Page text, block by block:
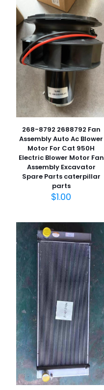
268-8792 2688792 Fan
Assembly Auto Ac Blower
Motor For Cat 950H
Electric Blower Motor Fan
Assembly Excavator
Spare Parts caterpillar
parts
$1.00